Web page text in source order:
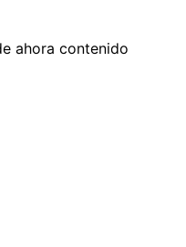
ahora contenido